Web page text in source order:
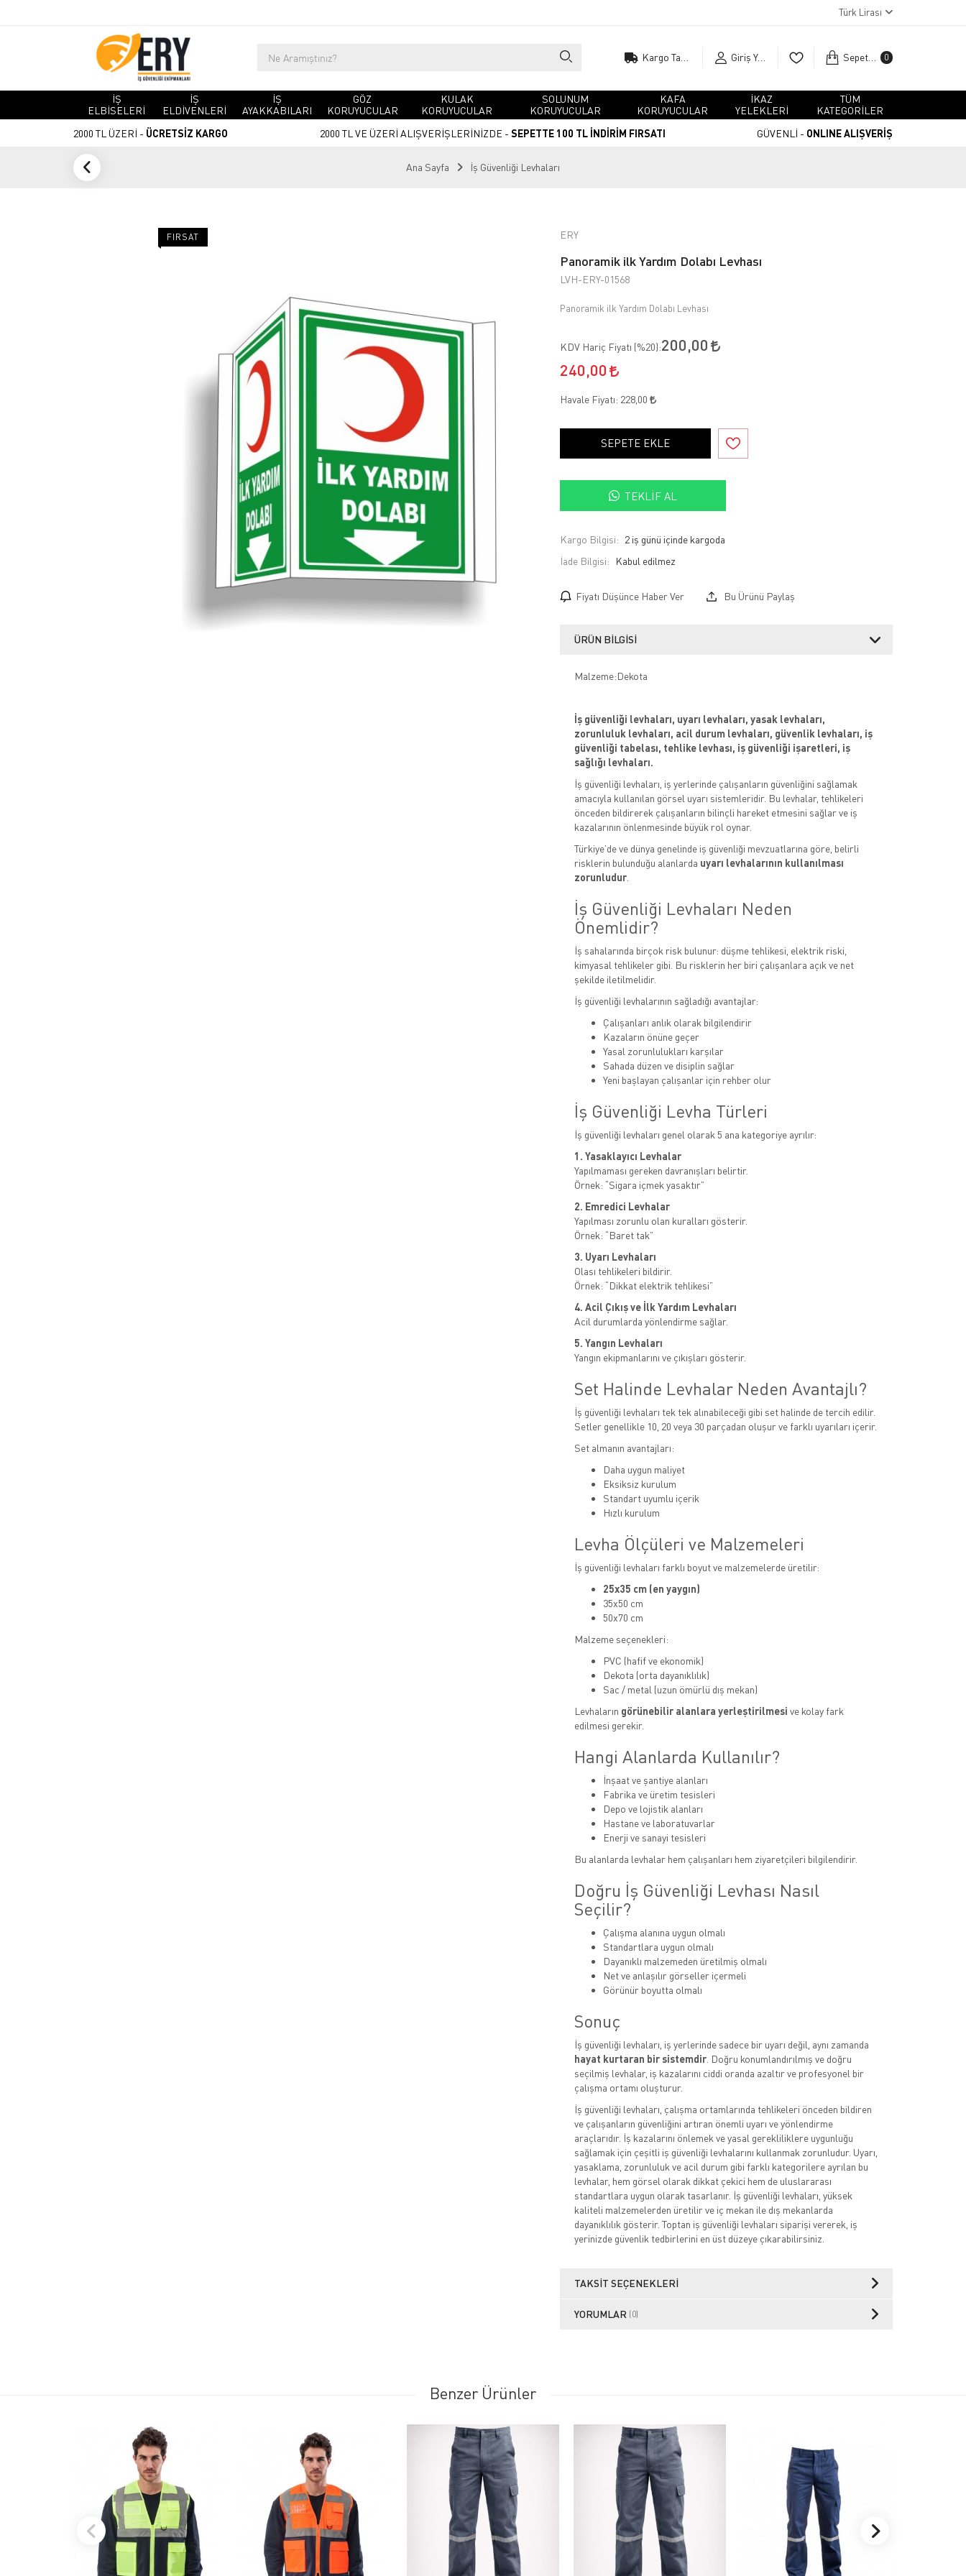
Türk Lirası
Giriş Yap Sepetim 0
İŞ
ELBİSELERİ
İŞ
ELDİVENLERİ
İŞ
AYAKKABILARI
GÖZ
KORUYUCULAR
KULAK
KORUYUCULAR
SOLUNUM
KORUYUCULAR
KAFA
KORUYUCULAR
İKAZ
YELEKLERİ
TÜM
KATEGORİLER
2000 TL ÜZERİ - ÜCRETSİZ KARGO 2000 TL VE ÜZERİ ALIŞVERİŞLERİNİZDE - SEPETTE 100 TL İNDİRİM FIRSATI GÜVENLİ - ONLINE ALIŞVERİŞ
Ana Sayfa İş Güvenliği Levhaları
FIRSAT ERY
Panoramik ilk Yardım Dolabı Levhası
LVH-ERY-01568
Panoramik ilk Yardım Dolabı Levhası
KDV Hariç Fiyatı (%20):200,00
240,00
Havale Fiyatı: 228,00
SEPETE EKLE
TEKLIF AL
Kargo Bilgisi: 2 iş günü içinde kargoda
İade Bilgisi:
Fiyatı Düşünce Haber Ver Bu Ürünü Paylaş
ÜRÜN BILGISI
Malzeme:Dekota
İş güvenliği levhaları, uyarı levhaları, yasak levhaları,
zorunluluk levhaları, acil durum levhaları, güvenlik levhaları, iş
güvenliği tabelası, tehlike levhası, iş güvenliği işaretleri, iş
sağlığı levhaları.
İş güvenliği levhaları, iş yerlerinde çalışanların güvenliğini sağlamak
amacıyla kullanılan görsel uyarı sistemleridir. Bu levhalar, tehlikeleri
önceden bildirerek çalışanların bilinçli hareket etmesini sağlar ve iş
kazalarının önlenmesinde büyük rol oynar.
Türkiye’de ve dünya genelinde iş güvenliği mevzuatlarına göre, belirli
risklerin bulunduğu alanlarda uyarı levhalarının kullanılması
zorunludur.
İş Güvenliği Levhaları Neden
Önemlidir?
İş sahalarında birçok risk bulunur: düşme tehlikesi, elektrik riski,
kimyasal tehlikeler gibi. Bu risklerin her biri çalışanlara açık ve net
şekilde iletilmelidir.
İş güvenliği levhalarının sağladığı avantajlar:
Çalışanları anlık olarak bilgilendirir
Kazaların önüne geçer
Yasal zorunlulukları karşılar
Sahada düzen ve disiplin sağlar
Yeni başlayan çalışanlar için rehber olur
İş Güvenliği Levha Türleri
İş güvenliği levhaları genel olarak 5 ana kategoriye ayrılır:
1. Yasaklayıcı Levhalar
Yapılmaması gereken davranışları belirtir.
Örnek: “Sigara içmek yasaktır”
2. Emredici Levhalar
Yapılması zorunlu olan kuralları gösterir.
Örnek: “Baret tak”
3. Uyarı Levhaları
Olası tehlikeleri bildirir.
Örnek: “Dikkat elektrik tehlikesi”
4. Acil Çıkış ve İlk Yardım Levhaları
Acil durumlarda yönlendirme sağlar.
5. Yangın Levhaları
Yangın ekipmanlarını ve çıkışları gösterir.
Set Halinde Levhalar Neden Avantajlı?
İş güvenliği levhaları tek tek alınabileceği gibi set halinde de tercih edilir.
Setler genellikle 10, 20 veya 30 parçadan oluşur ve farklı uyarıları içerir.
Set almanın avantajları:
Daha uygun maliyet
Eksiksiz kurulum
Standart uyumlu içerik
Hızlı kurulum
Levha Ölçüleri ve Malzemeleri
İş güvenliği levhaları farklı boyut ve malzemelerde üretilir:
25x35 cm (en yaygın)
35x50 cm
50x70 cm
Malzeme seçenekleri:
PVC (hafif ve ekonomik)
Dekota (orta dayanıklılık)
Sac / metal (uzun ömürlü dış mekan)
Levhaların görünebilir alanlara yerleştirilmesi ve kolay fark
edilmesi gerekir.
Hangi Alanlarda Kullanılır?
İnşaat ve şantiye alanları
Fabrika ve üretim tesisleri
Depo ve lojistik alanları
Hastane ve laboratuvarlar
Enerji ve sanayi tesisleri
Bu alanlarda levhalar hem çalışanları hem ziyaretçileri bilgilendirir.
Doğru İş Güvenliği Levhası Nasıl
Seçilir?
Çalışma alanına uygun olmalı
Standartlara uygun olmalı
Dayanıklı malzemeden üretilmiş olmalı
Net ve anlaşılır görseller içermeli
Görünür boyutta olmalı
Sonuç
İş güvenliği levhaları, iş yerlerinde sadece bir uyarı değil, aynı zamanda
hayat kurtaran bir sistemdir. Doğru konumlandırılmış ve doğru
seçilmiş levhalar, iş kazalarını ciddi oranda azaltır ve profesyonel bir
çalışma ortamı oluşturur.
İş güvenliği levhaları, çalışma ortamlarında tehlikeleri önceden bildiren
ve çalışanların güvenliğini artıran önemli uyarı ve yönlendirme
araçlarıdır. İş kazalarını önlemek ve yasal gerekliliklere uygunluğu
sağlamak için çeşitli iş güvenliği levhalarını kullanmak zorunludur. Uyarı,
yasaklama, zorunluluk ve acil durum gibi farklı kategorilere ayrılan bu
levhalar, hem görsel olarak dikkat çekici hem de uluslararası
standartlara uygun olarak tasarlanır. İş güvenliği levhaları, yüksek
kaliteli malzemelerden üretilir ve iç mekan ile dış mekanlarda
dayanıklılık gösterir. Toptan iş güvenliği levhaları siparişi vererek, iş
yerinizde güvenlik tedbirlerini en üst düzeye çıkarabilirsiniz.
TAKSIT SEÇENEKLERI
YORUMLAR (0)
Benzer Ürünler